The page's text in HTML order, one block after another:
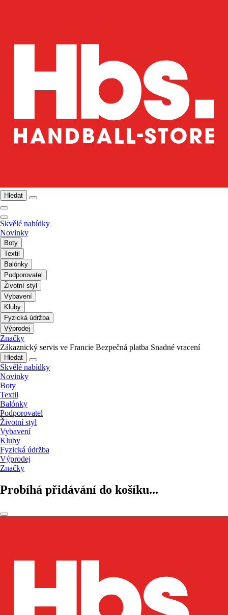
Hledat
Skvělé nabídky
Novinky
Boty
Textil
Balónky
Podporovatel
Životní styl
Vybavení
Kluby
Fyzická údržba
Výprodej
Značky
Zákaznický servis ve Francie Bezpečná platba Snadné vracení
Hledat
Skvělé nabídky
Novinky
Boty
Textil
Balónky
Podporovatel
Životní styl
Vybavení
Kluby
Fyzická údržba
Výprodej
Značky
Probíhá přidávání do košíku...